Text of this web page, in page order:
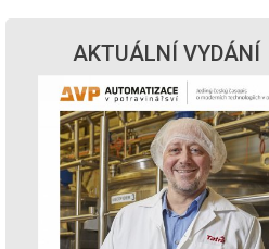
AKTUÁLNÍ VYDÁNÍ